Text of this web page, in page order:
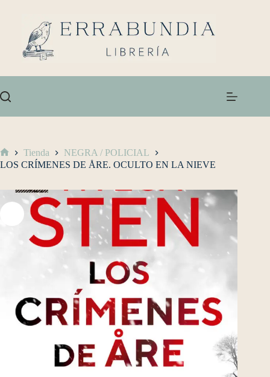
Tienda
NEGRA / POLICIAL
LOS CRÍMENES DE ÅRE. OCULTO EN LA NIEVE